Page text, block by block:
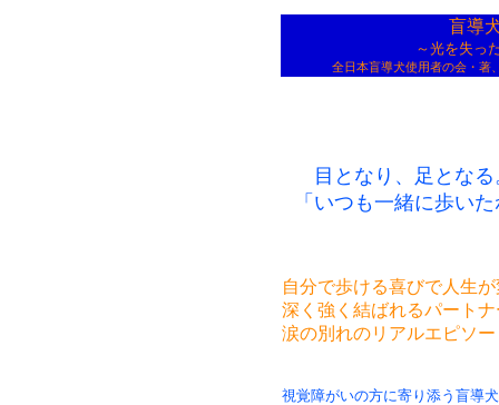
盲導
～光を失っ
全日本盲導犬使用者の会・著
目となり、足となる
「いつも一緒に歩い
自分で歩ける喜びで人生
深く強く結ばれるパート
涙の別れのリアルエピソー
視覚障がいの方に寄り添う盲導